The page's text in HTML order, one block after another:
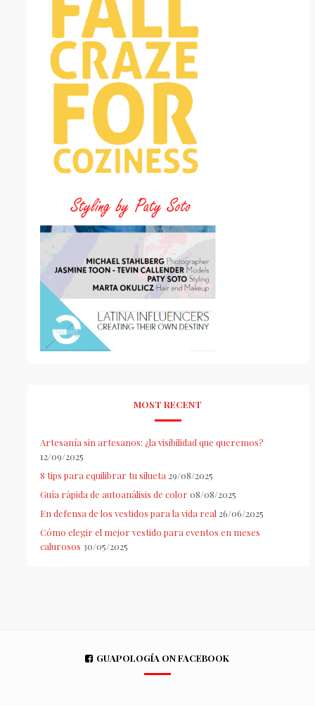
MOST RECENT
Artesanía sin artesanos: ¿la visibilidad que queremos?
12/09/2025
8 tips para equilibrar tu silueta 29/08/2025
Guía rápida de autoanálisis de color 08/08/2025
En defensa de los vestidos para la vida real 26/06/2025
Cómo elegir el mejor vestido para eventos en meses
calurosos 30/05/2025
GUAPOLOGÍA ON FACEBOOK